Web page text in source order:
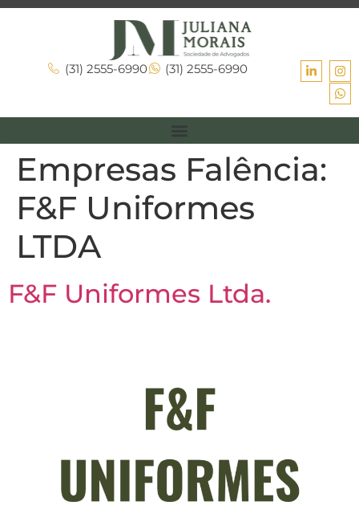
(31) 2555-6990 (31) 2555-6990
Empresas Falência:
F&F Uniformes
LTDA
F&F Uniformes Ltda.